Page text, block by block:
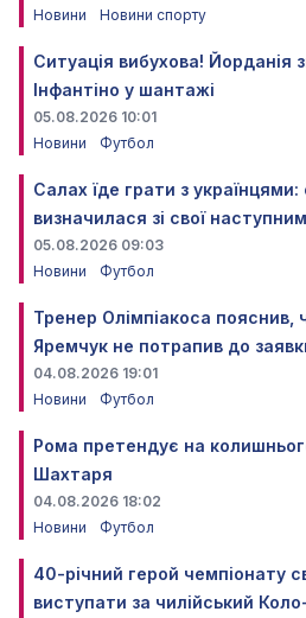
Новини
Новини спорту
Ситуація вибухова! Йорданія
Інфантіно у шантажі
05.08.2026 10:01
Новини
Футбол
Салах їде грати з українцями:
визначилася зі свої
05.08.2026 09:03
Новини
Футбол
Тренер Олімпіакоса пояснив,
Яремчук не потрапив до
04.08.2026 19:01
Новини
Футбол
Рома претендує на
Шахтаря
04.08.2026 18:02
Новини
Футбол
40-річний герой чемпіонату
виступати за чилійський